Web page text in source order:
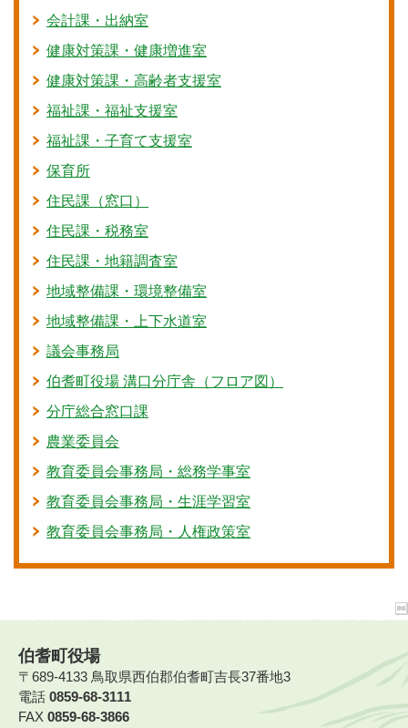
会計課・出納室
健康対策課・健康増進室
健康対策課・高齢者支援室
福祉課・福祉支援室
福祉課・子育て支援室
保育所
住民課（窓口）
住民課・税務室
住民課・地籍調査室
地域整備課・環境整備室
地域整備課・上下水道室
議会事務局
伯耆町役場 溝口分庁舎（フロア図）
分庁総合窓口課
農業委員会
教育委員会事務局・総務学事室
教育委員会事務局・生涯学習室
教育委員会事務局・人権政策室
伯耆町役場
〒689-4133 鳥取県西伯郡伯耆町吉長37番地3
電話 0859-68-3111
FAX 0859-68-3866